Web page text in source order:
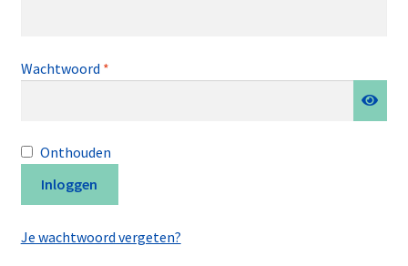
Wachtwoord *Vereist
Onthouden
Inloggen
Je wachtwoord vergeten?